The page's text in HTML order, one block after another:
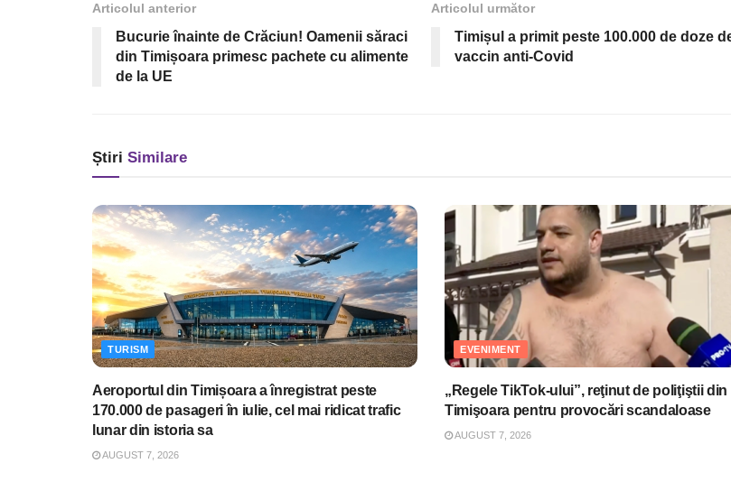
Articolul anterior
Bucurie înainte de Crăciun! Oamenii săraci
din Timișoara primesc pachete cu alimente
de la UE
Articolul următor
Timișul a primit peste 100.000 de doze
vaccin anti-Covid
Știri Similare
TURISM
Aeroportul din Timișoara a înregistrat peste
170.000 de pasageri în iulie, cel mai ridicat trafic
lunar din istoria sa
AUGUST 7, 2026
EVENIMENT
„Regele TikTok-ului”, reţinut de poliţiştii din
Timişoara pentru provocări scandaloase
AUGUST 7, 2026